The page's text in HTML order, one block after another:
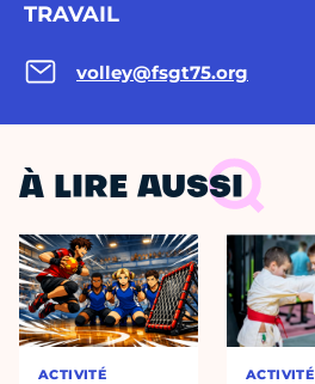
TRAVAIL
volley@fsgt75.org
À LIRE AUSSI
ACTIVITÉ ACTIVITÉ